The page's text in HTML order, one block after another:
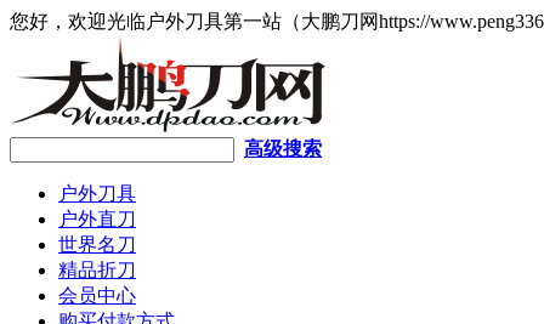
您好，欢迎光临户外刀具第一站（大鹏刀网https://
高级搜索
户外刀具
户外直刀
世界名刀
精品折刀
会员中心